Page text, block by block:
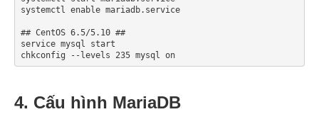
systemctl enable mariadb.service
## CentOS 6.5/5.10 ##
service mysql start
chkconfig --levels 235 mysql on
4. Cấu hình MariaDB